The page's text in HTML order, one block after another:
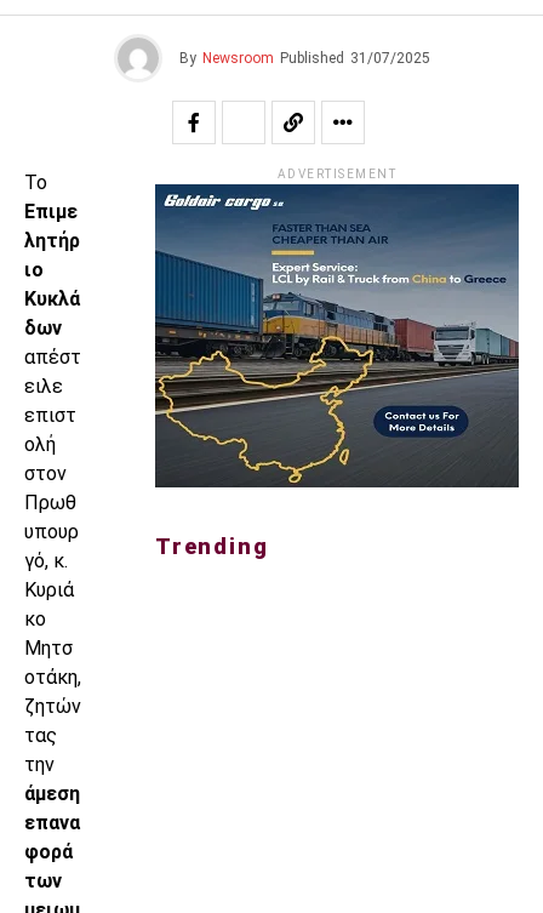
By Newsroom Published 31/07/2025
Το
Επιμε
λητήρ
ιο
Κυκλά
δων
απέστ
ειλε
επιστ
ολή
στον
Πρωθ
υπουρ
γό, κ.
Κυριά
κο
Μητσ
οτάκη,
ζητών
τας
την
άμεση
επανα
φορά
των
ADVERTISEMENT
Trending